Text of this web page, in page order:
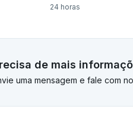
24 horas
de mais
uma mensagem e fale com